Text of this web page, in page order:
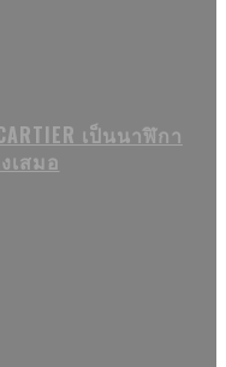
เป็นนาฬิกา
เสมอ